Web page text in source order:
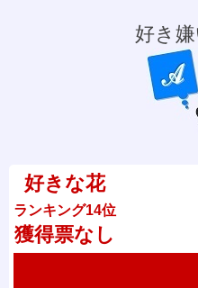
好き
好きな花
ランキング14位
獲得票なし